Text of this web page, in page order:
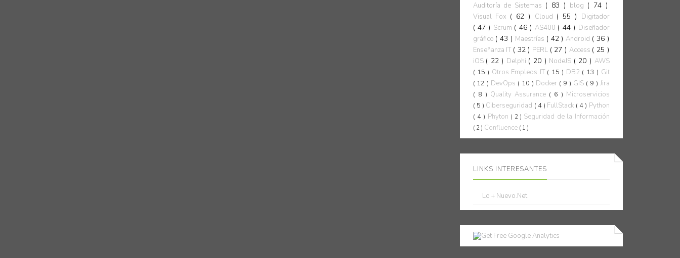
Auditoría de Sistemas ( 83 ) blog ( 74 )
Visual Fox ( 62 ) Cloud ( 55 ) Digitador
( 47 ) Scrum ( 46 ) AS400 ( 44 ) Diseñador
gráfico ( 43 ) Maestrías ( 42 )Android ( 36 )
Enseñanza IT ( 32 ) PERL ( 27 ) Access ( 25 )
iOS ( 22 ) Delphi ( 20 ) NodeJS ( 20 ) AWS
( 15 ) Otros Empleos IT ( 15 ) DB2 ( 13 ) Git
( 12 ) DevOps ( 10 ) Docker ( 9 ) GIS ( 9 ) Jira
( 8 ) Quality Assurance ( 6 ) Microservicios
( 5 ) Ciberseguridad ( 4 ) FullStack ( 4 ) Python
( 4 ) Phyton ( 2 ) Seguridad de la Información
( 2 ) Confluence ( 1 )
LINKS INTERESANTES
Lo + Nuevo.Net